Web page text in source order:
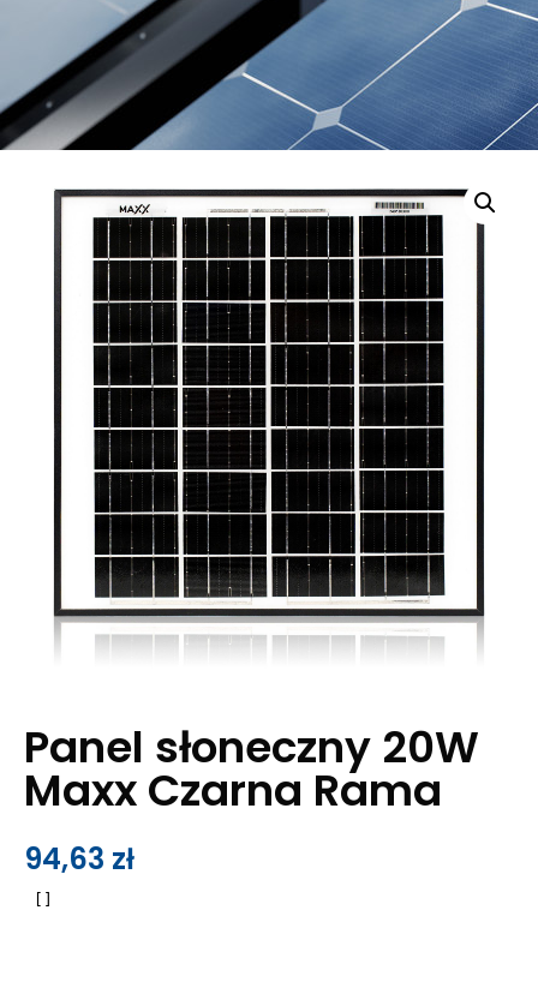
Panel słoneczny 20W
Maxx Czarna Rama
94,63 zł